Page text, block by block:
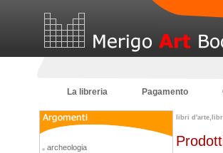
La libreria Pagamento
archeologia
libri